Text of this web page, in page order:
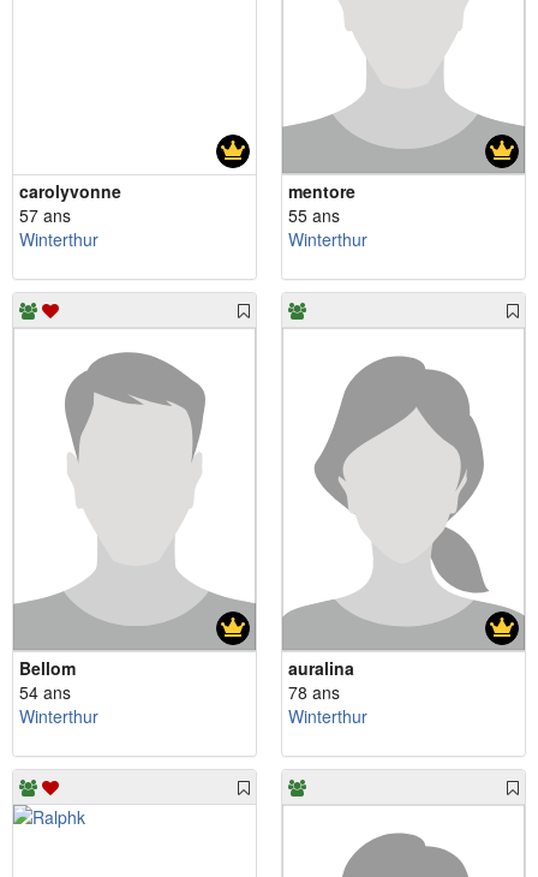
carolyvonne
57 ans
Winterthur
mentore
55 ans
Winterthur
Bellom
54 ans
Winterthur
auralina
78 ans
Winterthur